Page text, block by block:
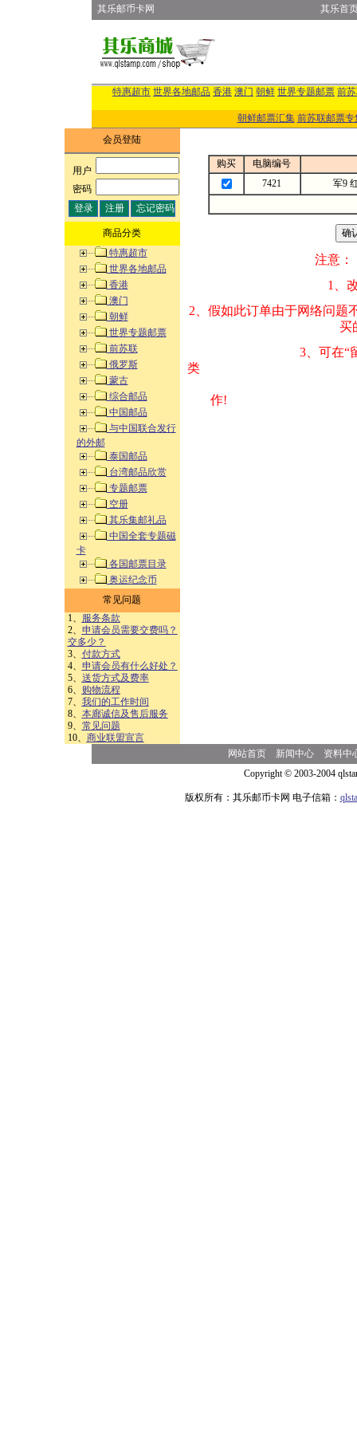
其乐邮币卡网 其乐首
特惠超市 世界各地邮品 香港 澳门 朝鲜 世界专题邮票 前
朝鲜邮票汇集 前苏联邮票专
会员登陆
用户:
密码:
商品分类
特惠超市
世界各地邮品
香港
澳门
朝鲜
世界专题邮票
前苏联
俄罗斯
蒙古
综合邮品
中国邮品
与中国联合发行
的外邮
泰国邮品
台湾邮品欣赏
专题邮票
空册
其乐集邮礼品
中国全套专题磁
卡
各国邮票目录
奥运纪念币
常见问题
1、
服务条款
2、 申请会员需要交费吗？
交多少？
3、 付款方式
4、 申请会员有什么好处？
5、 送货方式及费率
6、
购物流程
7、 我们的工作时间
8、 本廊诚信及售后服务
9、 常见问题
10、 商业联盟宣言
购买
电脑编号
7421
军9
注意：
1、改变商品数量
2、假如此订单由
买的邮品的“
3、可在“
类 方式告之
作!
网站首页 新闻中心
资料中
Copyright © 2003-2004
版权所有：其乐邮币卡网 电子信箱：